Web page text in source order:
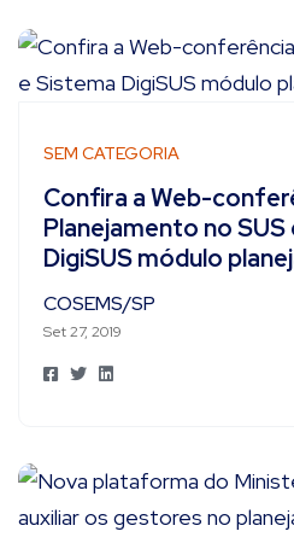
SEM CATEGORIA
Confira a Web-
Planejamento no
DigiSUS módulo
COSEMS/SP
Set 27, 2019